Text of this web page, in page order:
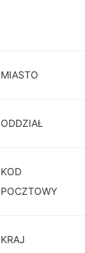
MIASTO
ODDZIAŁ
KOD
POCZTOWY
KRAJ